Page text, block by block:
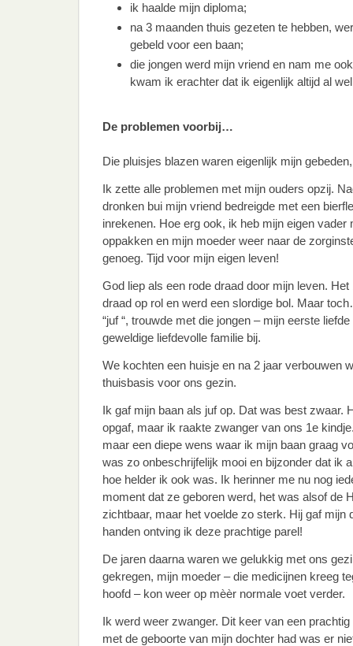
ik haalde mijn diploma;
na 3 maanden thuis gezeten te hebben,
gebeld voor een baan;
die jongen werd mijn vriend en nam me
kwam ik erachter dat ik eigenlijk altijd al
De problemen voorbij…
Die pluisjes blazen waren eigenlijk mijn
Ik zette alle problemen met mijn ouders opzij.
dronken bui mijn vriend bedreigde met een
inrekenen. Hoe erg ook, ik heb mijn eigen vader
oppakken en mijn moeder weer naar de
genoeg. Tijd voor mijn eigen leven!
God liep als een rode draad door mijn leven.
draad op rol en werd een slordige bol. Maar
“juf “, trouwde met die jongen – mijn eerste
geweldige liefdevolle familie bij.
We kochten een huisje en na 2 jaar verbouwen
thuisbasis voor ons gezin.
Ik gaf mijn baan als juf op. Dat was best zwaar.
opgaf, maar ik raakte zwanger van ons 1e
maar een diepe wens waar ik mijn baan graag
was zo onbeschrijfelijk mooi en bijzonder dat ik
hoe helder ik ook was. Ik herinner me nu nog
moment dat ze geboren werd, het was alsof de
zichtbaar, maar het voelde zo sterk. Hij gaf mijn
handen ontving ik deze prachtige parel!
De jaren daarna waren we gelukkig met ons
gekregen, mijn moeder – die medicijnen kreeg
hoofd – kon weer op mèèr normale voet verder.
Ik werd weer zwanger. Dit keer van een
met de geboorte van mijn dochter had was er